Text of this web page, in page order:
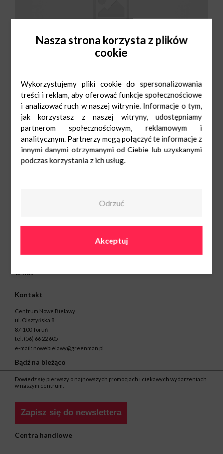
Quiosque
21:00
Ndz: 10:00-20:00
O nas
Kontakt
Centrum Nowe Bielawy
ul. Olsztyńska 8
87-100 Toruń
tel. (56) 66 22 605
e-mail: nowebielawy@greenman.pl
Bądź na bieżąco
Dowiedz się pierwszy o najnowszych promocjach i ciekawych wydarzeniach
w naszym centrum.
Zapisz się do newslettera
Centra handlowe
Nasza strona korzysta z plików
cookie
Wykorzystujemy pliki cookie do spersonalizowania
treści i reklam, aby oferować funkcje społecznościowe
i analizować ruch w naszej witrynie. Informacje o tym,
jak korzystasz z naszej witryny, udostępniamy
partnerom społecznościowym, reklamowym i
analitycznym. Partnerzy mogą połączyć te informacje z
innymi danymi otrzymanymi od Ciebie lub uzyskanymi
podczas korzystania z ich usług.
Odrzuć
Akceptuj